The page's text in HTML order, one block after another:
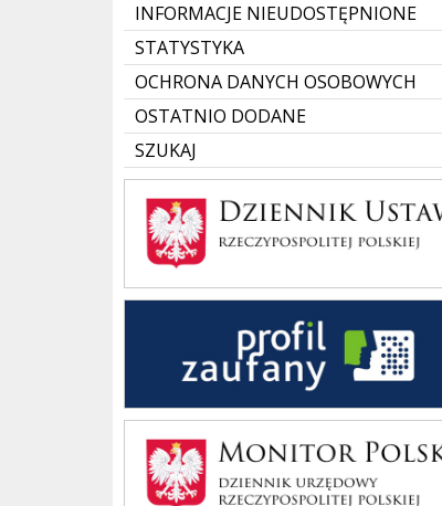
INFORMACJE NIEUDOSTĘPNIONE
STATYSTYKA
OCHRONA DANYCH OSOBOWYCH
OSTATNIO DODANE
SZUKAJ
Dziennik Polski
Profil Zaufany
Monitor Polski